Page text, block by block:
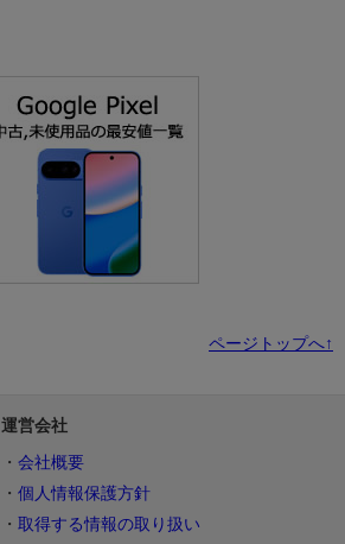
ページトップへ↑
運営会社
会社概要
個人情報保護方針
取得する情報の取り扱い